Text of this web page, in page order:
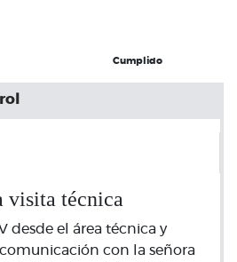
Cumplido
visita técnica
desde el área técnica y
con la señora